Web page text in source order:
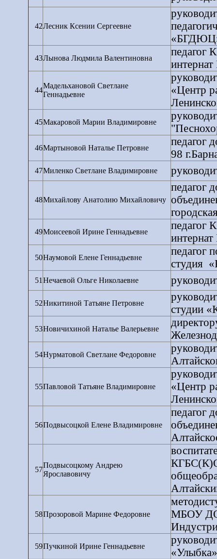
42Лесник Ксении Сергеевне
43Лынова Людмила Валентиновна
педагог
44
Мадельхановой Светлане
Геннадьевне
«Центр
45Макаровой Марии Владимировне
46Мартыновой Наталье Петровне
педагог
98
47Миленко Светлане Владимировне
48Михайлову Анатолию Михайловичу
педагог
49Моисеевой Ирине Геннадьевне
педагог
50Наумовой Елене Геннадьевне
педагог
студия
51 Нечаевой Ольге Николаевне
52Никитиной Татьяне Петровне
студии
53Новичихиной Наталье Валерьевне
54Нурматовой Светлане Федоровне
55Павловой Татьяне Владимировне
«Центр
56Подвысоцкой Елене Владимировне
педагог
57
Подвысоцкому Андрею
Ярославовичу
58Прозоровой Марине Федоровне
МБОУ
59Пучкиной Ирине Геннадьевне
«Улыбка»